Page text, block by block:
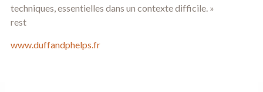
techniques, essentielles dans un contexte difficile. »
rest
www.duffandphelps.fr